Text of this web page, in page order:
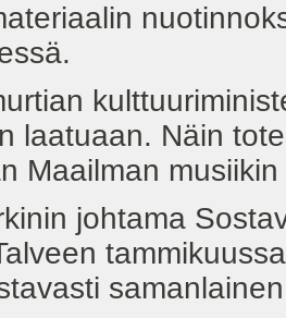
laatuaan. Näin
Maailman
johtama